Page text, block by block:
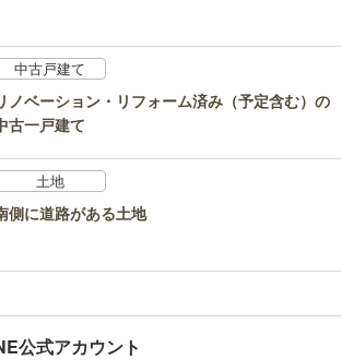
中古戸建て
ノベーション・リフォーム済み（予定含む）の
古一戸建て
土地
側に道路がある土地
公式アカウント